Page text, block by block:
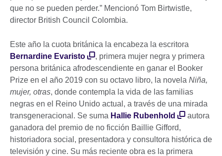
que no se pueden perder.” Mencionó Tom Birtwistle,
director British Council Colombia.
Este año la cuota británica la encabeza la escritora
Bernardine Evaristo
, primera mujer negra y primera
persona británica afrodescendiente en ganar el Booker
Prize en el año 2019 con su octavo libro, la novela Niña,
mujer, otras, donde contempla la vida de las familias
negras en el Reino Unido actual, a través de una mirada
transgeneracional. Se suma Hallie Rubenhold
autora
ganadora del premio de no ficción Baillie Gifford,
historiadora social, presentadora y consultora histórica de
televisión y cine. Su más reciente obra es la primera